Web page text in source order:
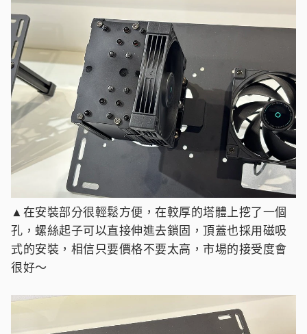
▲在安裝部分很輕鬆方便，在較厚的塔體上挖了一個
孔，螺絲起子可以直接伸進去鎖固，頂蓋也採用磁吸
式的安裝，相信只要價格不要太高，市場的接受度會
很好～